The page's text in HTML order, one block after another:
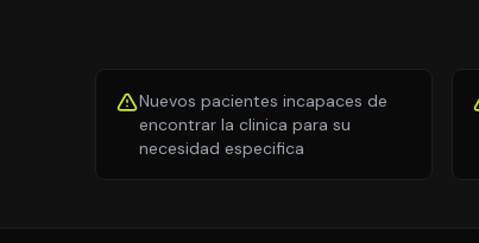
Nuevos pacientes incapaces de
encontrar la clinica para su
necesidad especifica